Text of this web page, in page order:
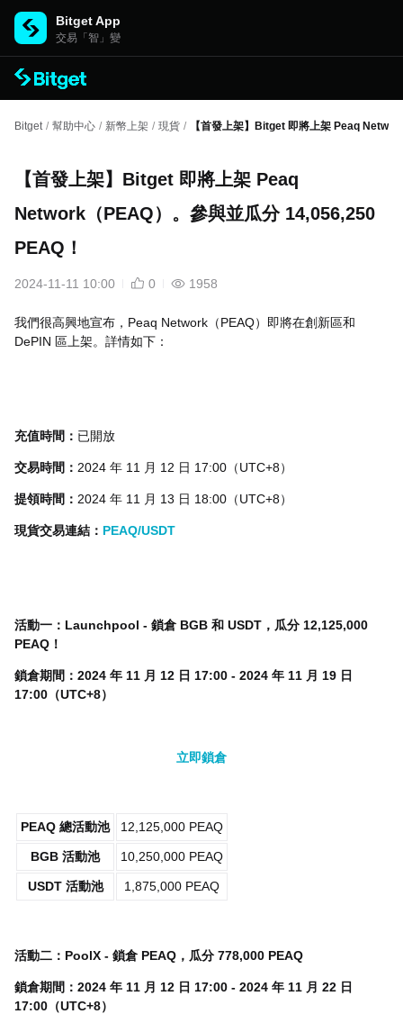
Bitget App
交易「智」變
Bitget / 幫助中心 / 新幣上架 / 現貨 / 【首發上架】Bitget 即將上架 Peaq
【首發上架】Bitget 即將上架 Peaq
Network（PEAQ）。參與並瓜分 14,056,250
PEAQ！
2024-11-11 10:00 0 1958
我們很高興地宣布，Peaq Network（PEAQ）即將在創新區和
DePIN 區上架。詳情如下：
充值時間： 已開放
交易時間： 2024 年 11 月 12 日 17:00（UTC+8）
提領時間： 2024 年 11 月 13 日 18:00（UTC+8）
現貨交易連結： PEAQ/USDT
活動一：Launchpool - 鎖倉 BGB 和 USDT，瓜分 12,125,000
PEAQ！
鎖倉期間：2024 年 11 月 12 日 17:00 - 2024 年 11 月 19 日
17:00（UTC+8）
立即鎖倉
PEAQ 總活動池 12,125,000 PEAQ
BGB 活動池 10,250,000 PEAQ
USDT 活動池 1,875,000 PEAQ
活動二：PoolX - 鎖倉 PEAQ，瓜分 778,000 PEAQ
鎖倉期間：2024 年 11 月 12 日 17:00 - 2024 年 11 月 22 日
17:00（UTC+8）